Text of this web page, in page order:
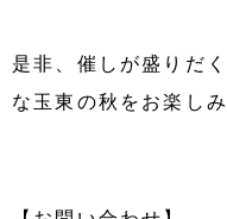
是非、催しが盛りだ
な玉東の秋をお楽しみ